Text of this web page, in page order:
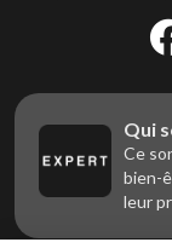
Qui
Ce
bien-
leur